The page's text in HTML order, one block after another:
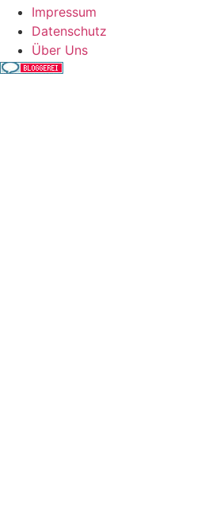
Impressum
Datenschutz
Über Uns